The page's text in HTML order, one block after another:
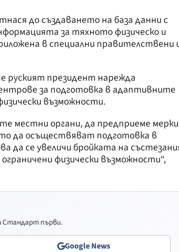
до създаването на база данни с
за тяхното физическо и
в специални правителствени
руският президент нарежда
за подготовка в адаптивните
възможности.
местни органи, да предприеме мерки
да осъществяват подготовка в
се увеличи бройката на
физически възможности“,
Стандарт първи.
Google News